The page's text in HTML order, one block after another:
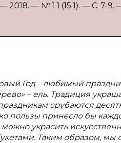
— № 1.1 (15.1). — С. 7-9.
Год – любимый
– ель. Традиция
срубаются
пользы принесло бы
украсить
Таким образом, мы